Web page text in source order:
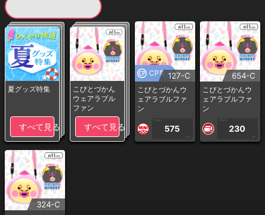
夏グッズ特集
すべて見る
こびとづかん
ウェアラブル
ファン
すべて見る
CP専用127-C
こびとづかんウ
ェアラブルファ
ン
1PLAY
575
CP
654-C
こびとづかんウ
ェアラブルファ
ン
1PLAY
230
CP
324-C